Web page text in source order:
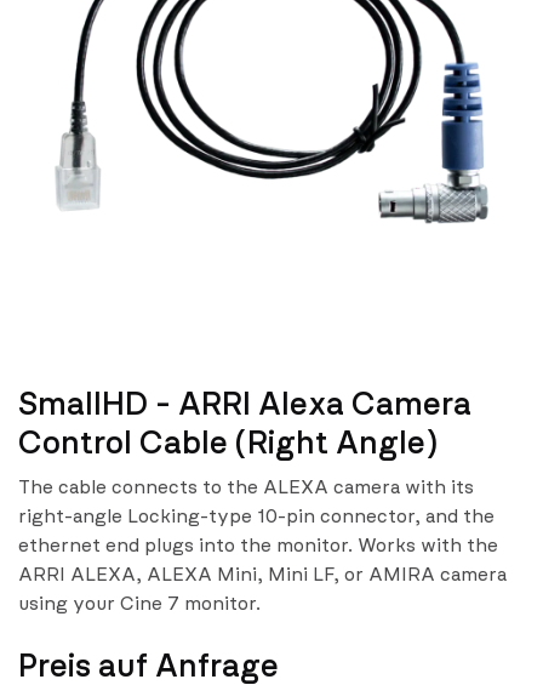
SmallHD - ARRI Alexa Camera
Control Cable (Right Angle)
The cable connects to the ALEXA camera with its
right-angle Locking-type 10-pin connector, and the
ethernet end plugs into the monitor. Works with the
ARRI ALEXA, ALEXA Mini, Mini LF, or AMIRA camera
using your Cine 7 monitor.
Preis auf Anfrage